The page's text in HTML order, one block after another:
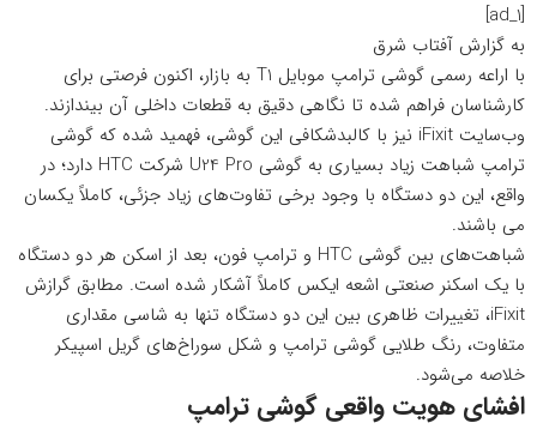
[ad_1]
به گزارش آفتاب شرق
با اراعه رسمی گوشی ترامپ موبایل T1 به بازار، اکنون فرصتی برای
کارشناسان فراهم شده تا نگاهی دقیق به قطعات داخلی آن بیندازند.
وب‌سایت iFixit نیز با کالبدشکافی این گوشی، فهمید شده که گوشی
ترامپ شباهت زیاد بسیاری به گوشی U24 Pro شرکت HTC دارد؛ در
واقع، این دو دستگاه با وجود برخی تفاوت‌های زیاد جزئی، کاملاً یکسان
می باشند.
شباهت‌های بین گوشی HTC و ترامپ فون، بعد از اسکن هر دو دستگاه
با یک اسکنر صنعتی اشعه ایکس کاملاً آشکار شده است. مطابق گرازش
iFixit، تغییرات ظاهری بین این دو دستگاه تنها به شاسی مقداری
متفاوت، رنگ طلایی گوشی ترامپ و شکل سوراخ‌های گریل اسپیکر
خلاصه می‌شود.
افشای هویت واقعی گوشی ترامپ